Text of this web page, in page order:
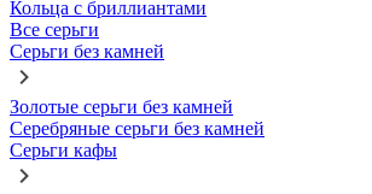
Кольца с бриллиантами
Все серьги
Серьги без камней
Золотые серьги без камней
Серебряные серьги без камней
Серьги кафы